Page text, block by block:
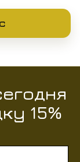
15%